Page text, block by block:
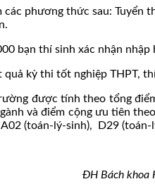
phương thức sau: Tuyển
bạn thí sinh xác nhận
kỳ thi tốt nghiệp THPT,
được tính theo tổng
và điểm cộng ưu tiên
(toán-lý-sinh), D29 (toán-
ĐH Bách khoa